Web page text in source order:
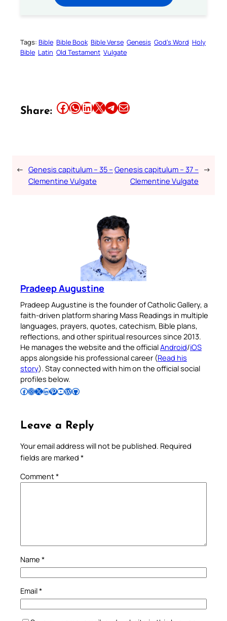
Tags: Bible Bible Book Bible Verse Genesis God’s Word Holy
Bible Latin Old Testament Vulgate
Share: Share this article on Facebook Share this article on WhatsApp Share this article on LinkedIn Share this article on X Share this article on TelegramEmail this Article
← Genesis capitulum – 35 –
Clementine Vulgate
Genesis capitulum – 37 –
Clementine Vulgate
→
Pradeep Augustine
Pradeep Augustine is the founder of Catholic Gallery, a
faith-driven platform sharing Mass Readings in multiple
languages, prayers, quotes, catechism, Bible plans,
reflections, and other spiritual resources since 2013.
He manages the website and the officialAndroid/iOS
apps alongside his professional career (Read his
story). Stay connected with him on the official social
profiles below.
Follow Pradeep on Facebook Follow Pradeep on InstagramFollow Pradeep on X Follow Pradeep on LinkedIn Follow Pradeep on Pinterest Subscribe to Pradeep’s Youtube Channel Follow Pradeep on WordPress Follow Pradeep on GitHub
Leave a Reply
Your email address will not be published. Required
fields are marked *
Comment*
Name *
Email*